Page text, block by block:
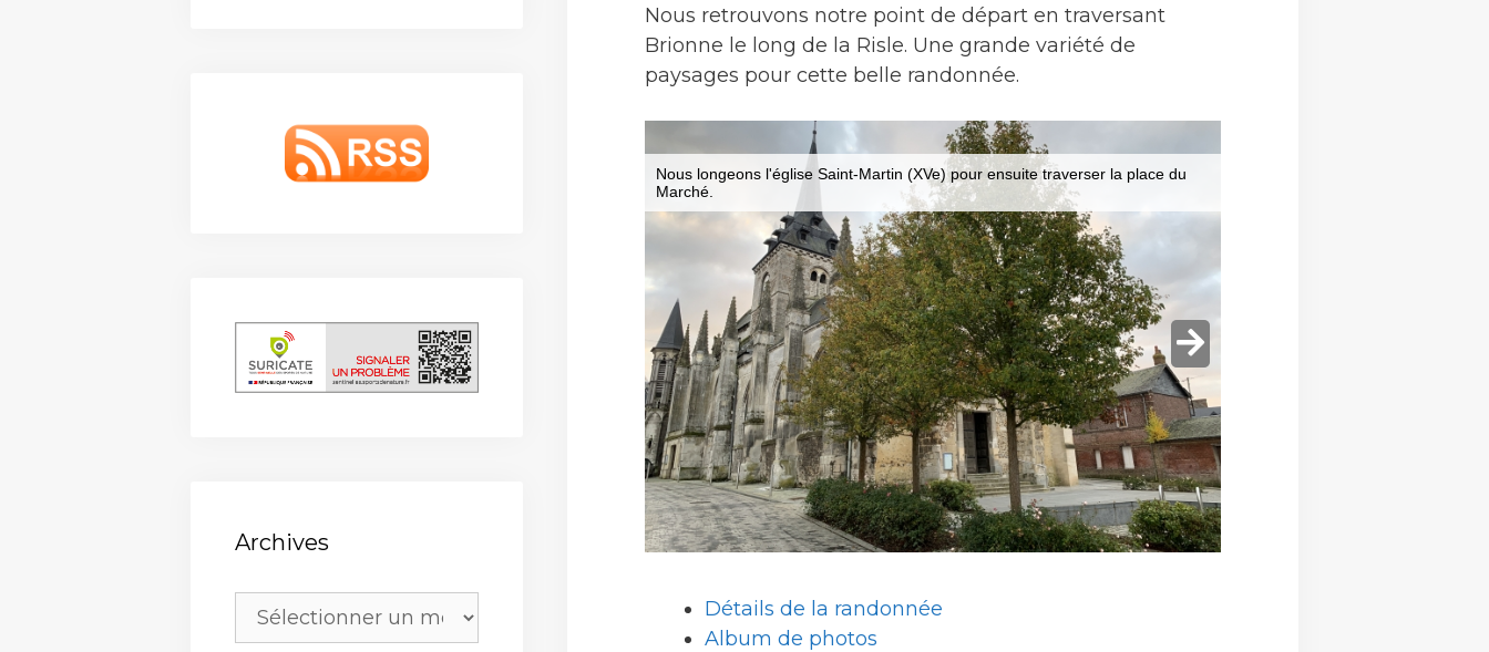
Nous retrouvons notre point de départ en traversant
Brionne le long de la Risle. Une grande variété de
paysages pour cette belle randonnée.
Détails de la randonnée
Album de photos
Archives
Archives